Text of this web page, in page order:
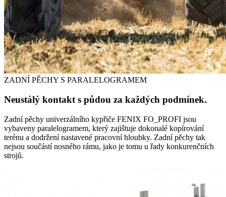
ZADNÍ PĚCHY S PARALELOGRAMEM
Neustálý kontakt s půdou za každých podmínek.
Zadní pěchy univerzálního kypřiče FENIX FO_PROFI jsou
vybaveny paralelogramem, který zajištuje dokonalé kopírování
terénu a dodržení nastavené pracovní hloubky. Zadní pěchy tak
nejsou součástí nosného rámu, jako je tomu u řady konkurenčních
strojů.